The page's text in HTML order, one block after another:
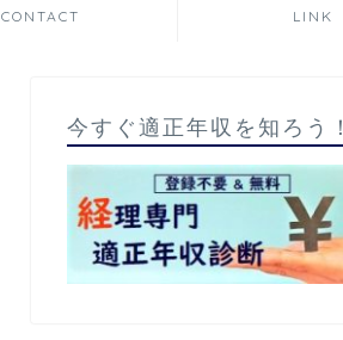
CONTACT LINK
今すぐ適正年収を知ろう！